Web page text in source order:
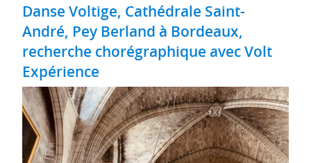
Danse Voltige, Cathédrale Saint-
André, Pey Berland à Bordeaux,
recherche chorégraphique avec Volt
Expérience